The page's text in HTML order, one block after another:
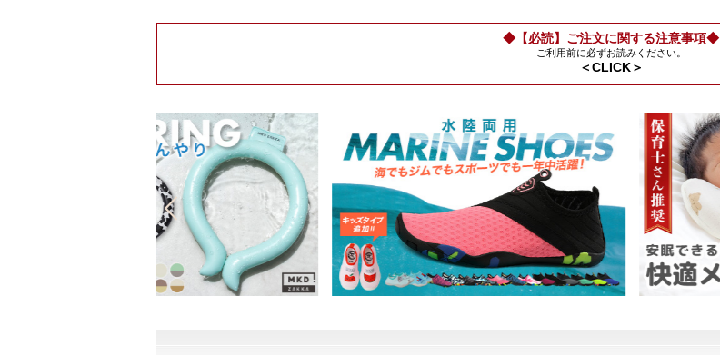
◆【必読】ご注文に関する注意事項◆
ご利用前に必ずお読みください。
＜CLICK＞